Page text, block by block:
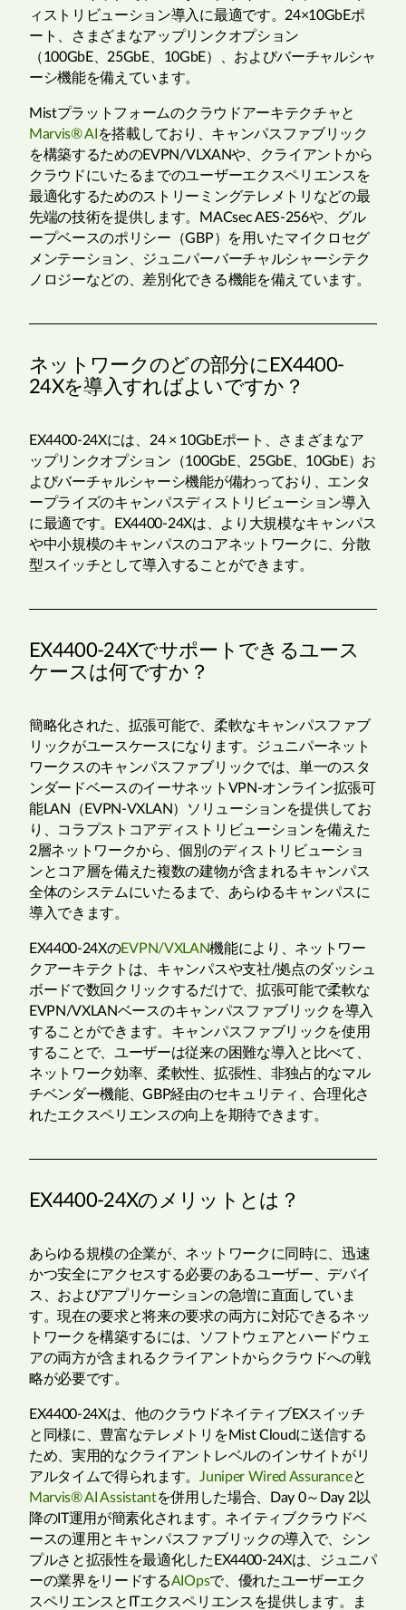
ィストリビューション導入に最適です。24×10GbEポ
ート、さまざまなアップリンクオプション
（100GbE、25GbE、10GbE）、およびバーチャルシャ
ーシ機能を備えています。
Mistプラットフォームのクラウドアーキテクチャと
Marvis® AI を搭載しており、キャンパスファブリック
を構築するためのEVPN/VLXANや、クライアントから
クラウドにいたるまでのユーザーエクスペリエンスを
最適化するためのストリーミングテレメトリなどの最
先端の技術を提供します。MACsec AES-256や、グル
ープベースのポリシー（GBP）を用いたマイクロセグ
メンテーション、ジュニパーバーチャルシャーシテク
ノロジーなどの、差別化できる機能を備えています。
ネットワークのどの部分にEX4400-
24Xを導入すればよいですか？
EX4400-24Xには、24 × 10GbEポート、さまざまなア
ップリンクオプション（100GbE、25GbE、10GbE）お
よびバーチャルシャーシ機能が備わっており、エンタ
ープライズのキャンパスディストリビューション導入
に最適です。EX4400-24Xは、より大規模なキャンパス
や中小規模のキャンパスのコアネットワークに、分散
型スイッチとして導入することができます。
EX4400-24Xでサポートできるユース
ケースは何ですか？
簡略化された、拡張可能で、柔軟なキャンパスファブ
リックがユースケースになります。ジュニパーネット
ワークスのキャンパスファブリックでは、単一のスタ
ンダードベースのイーサネットVPN-オンライン拡張可
能LAN（EVPN-VXLAN）ソリューションを提供してお
り、コラプストコアディストリビューションを備えた
2層ネットワークから、個別のディストリビューショ
ンとコア層を備えた複数の建物が含まれるキャンパス
全体のシステムにいたるまで、あらゆるキャンパスに
導入できます。
EX4400-24XのEVPN/VXLAN機能により、ネットワー
クアーキテクトは、キャンパスや支社/拠点のダッシュ
ボードで数回クリックするだけで、拡張可能で柔軟な
EVPN/VXLANベースのキャンパスファブリックを導入
することができます。キャンパスファブリックを使用
することで、ユーザーは従来の困難な導入と比べて、
ネットワーク効率、柔軟性、拡張性、非独占的なマル
チベンダー機能、GBP経由のセキュリティ、合理化さ
れたエクスペリエンスの向上を期待できます。
EX4400-24Xのメリットとは？
あらゆる規模の企業が、ネットワークに同時に、迅速
かつ安全にアクセスする必要のあるユーザー、デバイ
ス、およびアプリケーションの急増に直面していま
す。現在の要求と将来の要求の両方に対応できるネッ
トワークを構築するには、ソフトウェアとハードウェ
アの両方が含まれるクライアントからクラウドへの戦
略が必要です。
EX4400-24Xは、他のクラウドネイティブEXスイッチ
と同様に、豊富なテレメトリをMist Cloudに送信する
ため、実用的なクライアントレベルのインサイトがリ
アルタイムで得られます。Juniper Wired Assuranceと
Marvis® AI Assistantを併用した場合、Day 0～Day 2以
降のIT運用が簡素化されます。ネイティブクラウドベ
ースの運用とキャンパスファブリックの導入で、シン
プルさと拡張性を最適化したEX4400-24Xは、ジュニパ
ーの業界をリードするAIOpsで、優れたユーザーエク
スペリエンスとITエクスペリエンスを提供します。ま